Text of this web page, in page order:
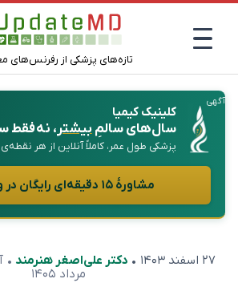
تازه‌های پزشکی از رفرنس‌های
آگهی
کلینیک کیمیا
سال‌های سالمِبیشتر، نه فقط
پزشکی طول عمر، کاملاً آنلاین از هر
مشاورهٔ ۱۵ دقیقه‌ای رایگان در واتساپ
۲۷ اسفند ۱۴۰۳ • دکتر علی‌اصغر هنرمند •
مرداد ۱۴۰۵